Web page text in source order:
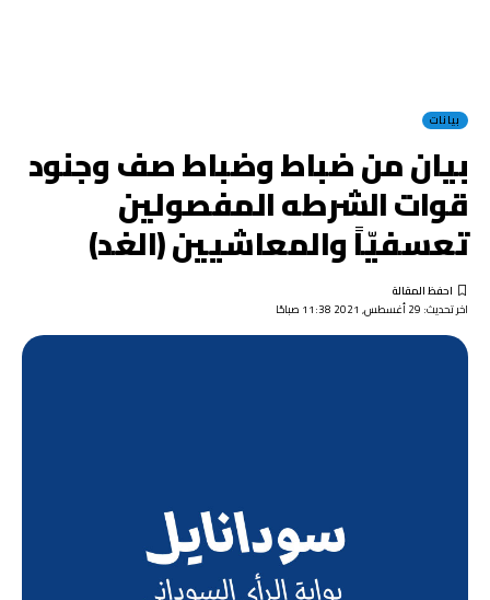
بيانات
بيان من ضباط وضباط صف وجنود
قوات الشرطه المفصولين
تعسفيّاً والمعاشيين (الغد)
اخر تحديث: 29 أغسطس, 2021 11:38 صباحًا